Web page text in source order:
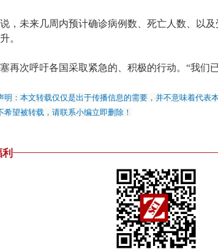
，未来几周内预计确诊病例数、死亡人数、以
。
再次呼吁各国采取紧急的、积极的行动。“我们
明：本文转载仅仅是出于传播信息的需要，并不意味着代表
希望被转载，请联系小编立即删除！
利